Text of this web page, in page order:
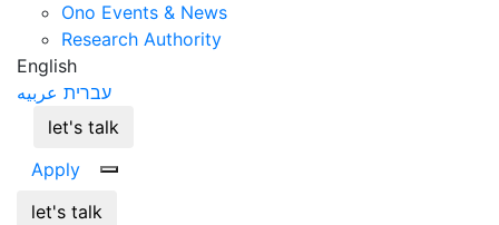
Ono Events & News
Research Authority
English
עברית عربيه
let's talk
Apply
let's talk